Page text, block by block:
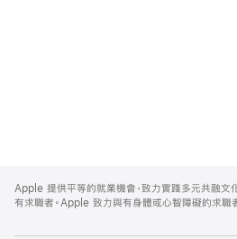
Footer
Apple 提供平等的就業機會，致力實踐多元共融文
有求職者。Apple 致力與有身體或心智障礙的求職